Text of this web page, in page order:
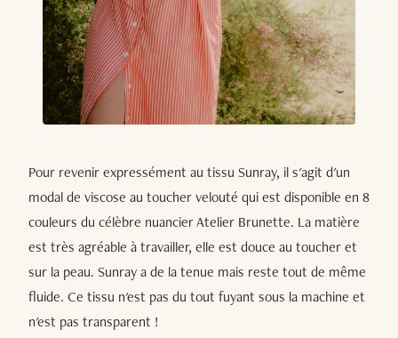
Pour revenir expressément au tissu Sunray, il s'agit d'un
modal de viscose au toucher velouté qui est disponible en 8
couleurs du célèbre nuancier Atelier Brunette. La matière
est très agréable à travailler, elle est douce au toucher et
sur la peau. Sunray a de la tenue mais reste tout de même
fluide. Ce tissu n'est pas du tout fuyant sous la machine et
n'est pas transparent !